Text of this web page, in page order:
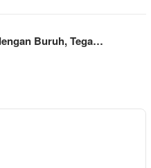
Buruh, Tega…